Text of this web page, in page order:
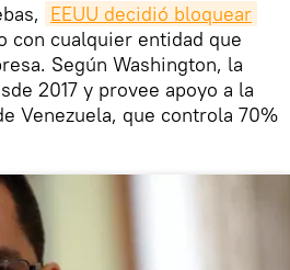
EEUU decidió bloquear
con cualquier entidad que
Según Washington, la
2017 y provee apoyo a la
Venezuela, que controla 70%